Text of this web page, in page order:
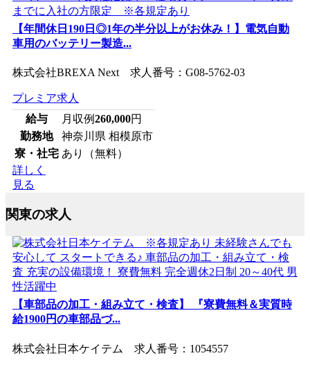
【年間休日190日◎1年の半分以上がお休み！】電気自動
車用のバッテリー製造...
株式会社BREXA Next 求人番号：G08-5762-03
プレミア求人
給与
月収例260,000円
勤務地
神奈川県 相模原市
寮・社宅 あり（無料）
詳しく
見る
関東の求人
【車部品の加工・組み立て・検査】 『寮費無料＆実質時
給1900円の車部品づ...
株式会社日本ケイテム 求人番号：1054557